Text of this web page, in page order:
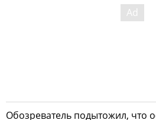
Обозреватель подытожил, что